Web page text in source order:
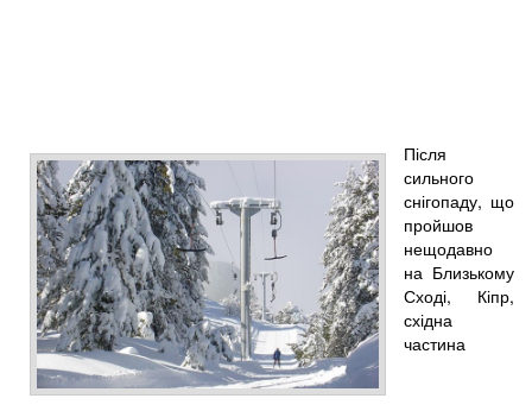
Після
сильного
снігопаду, що
пройшов
нещодавно
на Близькому
Сході, Кіпр,
східна
частина